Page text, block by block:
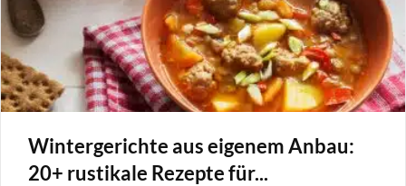
Wintergerichte aus eigenem Anbau:
20+ rustikale Rezepte für...